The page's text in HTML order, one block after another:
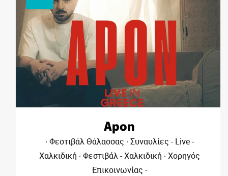
Apon
Φεστιβάλ Θάλασσας
Συναυλίες - Live -
Χαλκιδική
Φεστιβάλ - Χαλκιδική
Χορηγός
Επικοινωνίας